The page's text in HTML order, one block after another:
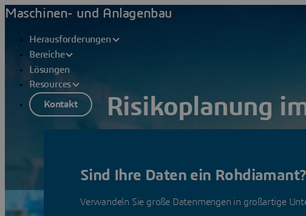
Maschinen- und Anlagenbau
Herausforderungen
Bereiche
Lösungen
Resources
Kontakt Risikoplanung
Lösungen anzeigen
Sind Ihre Daten ein Rohdiamant?
Verwandeln Sie große Datenmengen in großartige